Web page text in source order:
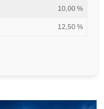
10,00 %
12,50 %